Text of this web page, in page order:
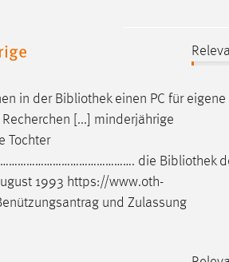
in der Bibliothekeinen PC für eigene
[...] minderjährige
Tochter
die Bibliothek
1993 https://www.oth-
und Zulassung